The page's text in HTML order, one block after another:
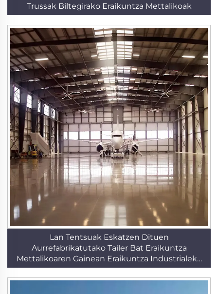
Trussak Biltegirako Eraikuntza Mettalikoak
Lan Tentsuak Eskatzen Dituen
Aurrefabrikatutako Tailer Bat Eraikuntza
Mettalikoaren Gainean Eraikuntza Industrialeko
Hangarra